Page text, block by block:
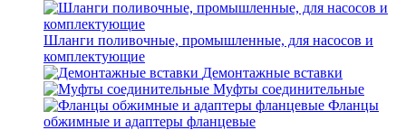
Шланги поливочные, промышленные, для насосов и
комплектующие
Демонтажные вставки
Муфты соединительные
Фланцы
обжимные и адаптеры фланцевые